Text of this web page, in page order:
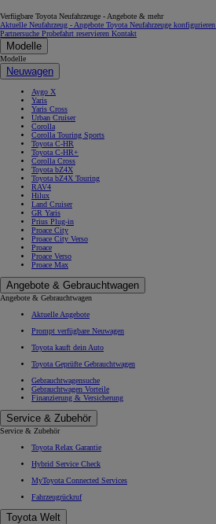
Verfügbare Toyota Neufahrzeuge - Angebote & mehr
Aktuelle Neufahrzeug - Angebote Toyota Neufahrzeuge konfigurieren
Partnersuche Probefahrt reservieren Kontakt
Modelle
Modelle
Neuwagen
Aygo X
Yaris
Yaris Cross
Urban Cruiser
Corolla
Corolla Touring Sports
Toyota C-HR
Toyota C-HR+
Corolla Cross
Toyota bZ4X
Toyota bZ4X Touring
RAV4
Hilux
Land Cruiser
GR Yaris
Prius Plug-in
Proace City
Proace City Verso
Proace
Proace Verso
Proace Max
Angebote & Gebrauchtwagen
Angebote & Gebrauchtwagen
Aktuelle Angebote
Prompt verfügbare Neuwagen
Toyota kauft dein Auto
Toyota Geprüfte Gebrauchtwagen
Gebrauchtwagensuche
Gebrauchtwagen Vorteile
Finanzierung & Versicherung
Service & Zubehör
Service & Zubehör
Toyota Relax Garantie
Hybrid Service Check
MyToyota Connected Services
Fahrzeugrückruf
Toyota Welt